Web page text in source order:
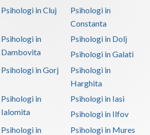
Psihologi in Cluj
Psihologi in
Constanta
Psihologi in
Dambovita
Psihologi in Dolj
Psihologi in Galati
Psihologi in Gorj
Psihologi in
Harghita
Psihologi in
Ialomita
Psihologi in Iasi
Psihologi in Ilfov
Psihologi in
Psihologi in Mures